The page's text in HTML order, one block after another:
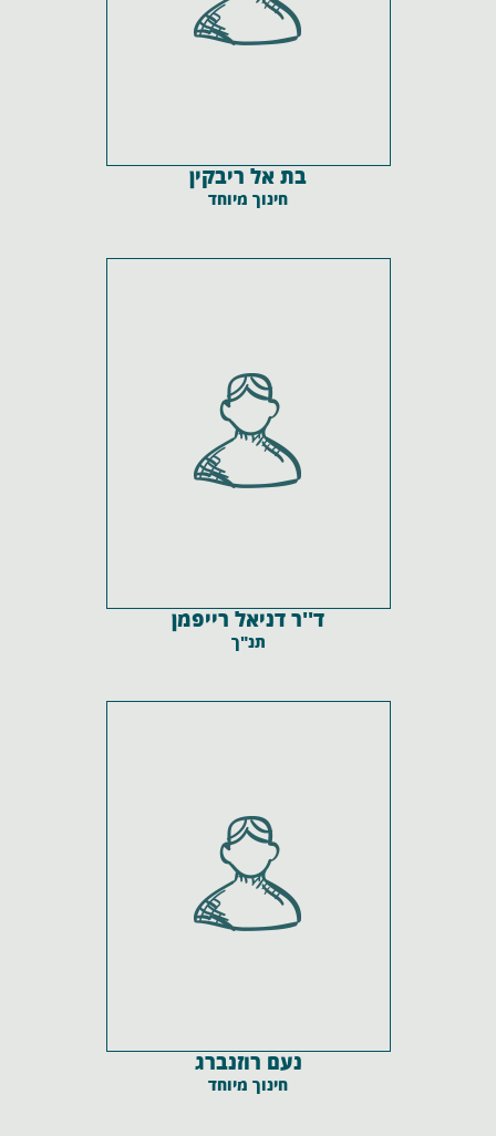
בת אל ריבקין
חינוך מיוחד
ד''ר דניאל רייפמן
תנ"ך
נעם רוזנברג
חינוך מיוחד